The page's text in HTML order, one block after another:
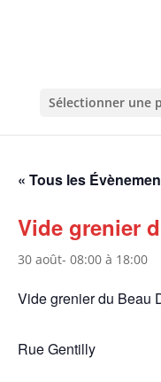
Sélectionner une
« Tous les
Vide grenier
30 août- 08:00 à 18:00
Vide grenier du Beau
Rue Gentilly